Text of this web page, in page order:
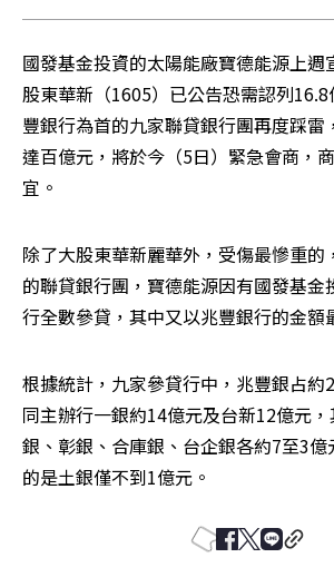
國發基金投資的太陽能廠寶德能源上週
股東華新（1605）已公告恐需認列
豐銀行為首的九家聯貸銀行團再度踩雷
達百億元，將於今（5日）緊急會商，
宜。
除了大股東華新麗華外，受傷最慘重的
的聯貸銀行團，寶德能源因有國發基金
行全數參貸，其中又以兆豐銀行的金額
根據統計，九家參貸行中，兆豐銀占約
同主辦行一銀約14億元及台新12億元
銀、彰銀、合庫銀、台企銀各約7至3
的是土銀僅不到1億元。